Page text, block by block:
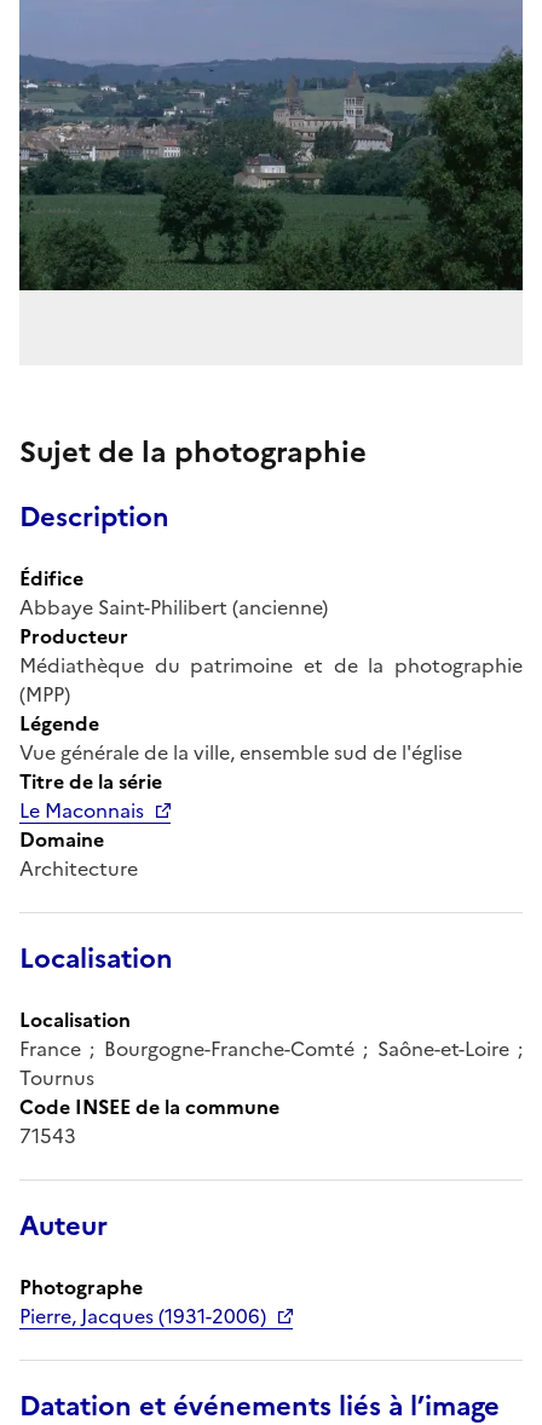
Sujet de la photographie
Description
Édifice
Abbaye Saint-Philibert (ancienne)
Producteur
Médiathèque du patrimoine et de la photographie
(MPP)
Légende
Vue générale de la ville, ensemble sud de l'église
Titre de la série
Le Maconnais
Domaine
Architecture
Localisation
Localisation
France ; Bourgogne-Franche-Comté ; Saône-et-Loire ;
Tournus
Code INSEE de la commune
71543
Auteur
Photographe
Pierre, Jacques (1931-2006)
Datation et événements liés à l’image